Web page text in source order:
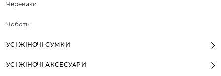
Черевики
Чоботи
УСІ ЖІНОЧІ СУМКИ
УСІ ЖІНОЧІ АКСЕСУАРИ